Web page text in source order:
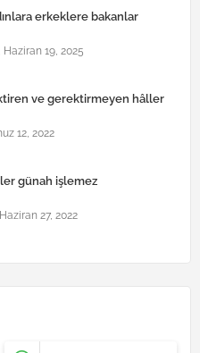
erkeklere bakanlar
Haziran 19, 2025
ve gerektirmeyen hâller
12, 2022
günah işlemez
27, 2022